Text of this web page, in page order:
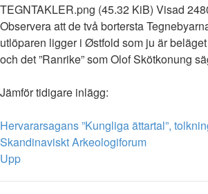
TEGNTAKLER.png (45.32 KiB) Visad
Observera att de två bortersta
utlöparen ligger i Østfold som ju är
och det ”Ranrike” som Olof Skötkonung
Jämför tidigare inlägg:
Hervararsagans ”Kungliga ättartal”,
Skandinaviskt Arkeologiforum
Upp